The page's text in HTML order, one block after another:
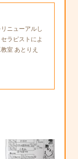
ニューアルし
ラピストによ
室 あとりえ